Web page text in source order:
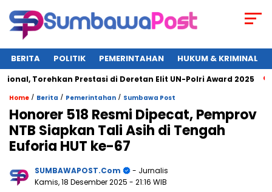
BERITA POLITIK PEMERINTAHAN HUKUM & KRIMINAL
Torehkan Prestasi di Deretan Elit UN-Polri Award 2025
Home / Berita / Pemerintahan / Sumbawa Post
Honorer 518 Resmi Dipecat, Pemprov
NTB Siapkan Tali Asih di Tengah
Euforia HUT ke-67
SUMBAWAPOST.com
- Jurnalis
Kamis, 18 Desember 2025 - 21:16 WIB